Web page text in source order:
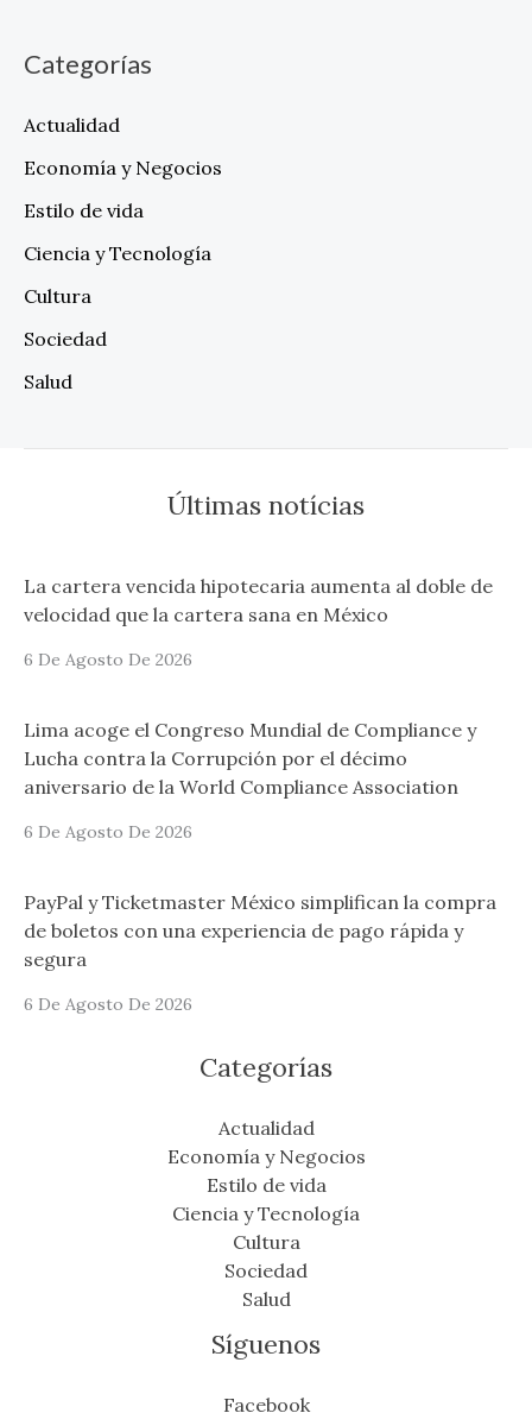
Categorías
Actualidad
Economía y Negocios
Estilo de vida
Ciencia y Tecnología
Cultura
Sociedad
Salud
Últimas notícias
La cartera vencida hipotecaria aumenta al doble de
velocidad que la cartera sana en México
6 De Agosto De 2026
Lima acoge el Congreso Mundial de Compliance y
Lucha contra la Corrupción por el décimo
aniversario de la World Compliance Association
6 De Agosto De 2026
PayPal y Ticketmaster México simplifican la compra
de boletos con una experiencia de pago rápida y
segura
6 De Agosto De 2026
Categorías
Actualidad
Economía y Negocios
Estilo de vida
Ciencia y Tecnología
Cultura
Sociedad
Salud
Síguenos
Facebook